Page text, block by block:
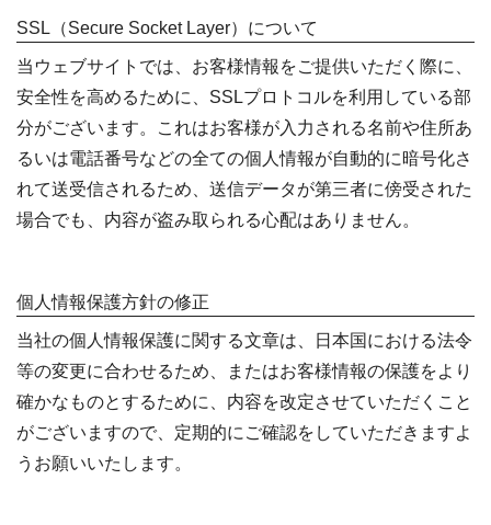
SSL（Secure Socket Layer）について
当ウェブサイトでは、お客様情報をご提供いただく際に、
安全性を高めるために、SSLプロトコルを利用している部
分がございます。これはお客様が入力される名前や住所あ
るいは電話番号などの全ての個人情報が自動的に暗号化さ
れて送受信されるため、送信データが第三者に傍受された
場合でも、内容が盗み取られる心配はありません。
個人情報保護方針の修正
当社の個人情報保護に関する文章は、日本国における法令
等の変更に合わせるため、またはお客様情報の保護をより
確かなものとするために、内容を改定させていただくこと
がございますので、定期的にご確認をしていただきますよ
うお願いいたします。